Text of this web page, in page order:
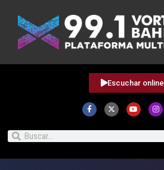
Escuchar online